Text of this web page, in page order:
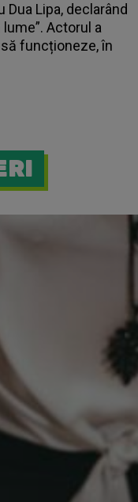
Lipa, declarând
Actorul a
funcționeze, în